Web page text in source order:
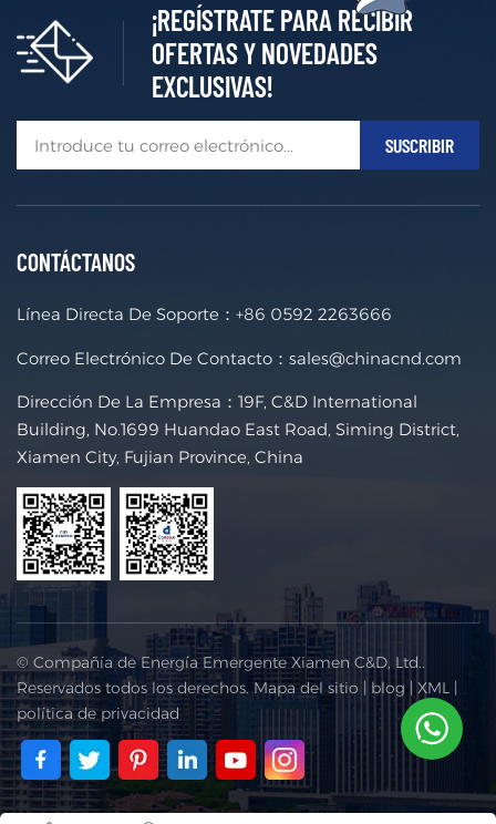
Energía emergente de C&D Ofrece diversas opciones
para el almacenamiento de energía en baterías de liti
n C&D Batteries.Simplemente conecte su sistema fot
or híbrido para lograr la independencia energética in
MÁS +
¡REGÍSTRATE PARA RECIBIR
OFERTAS Y NOVEDADES
EXCLUSIVAS!
CONTÁCTANOS
Línea Directa De Soporte： +86 0592 2263666
Correo Electrónico De Contacto： sales@chinacnd.com
Dirección De La Empresa：19F, C&D International
Building, No.1699 Huandao East Road, Siming District,
Xiamen City, Fujian Province, China
© Compañía de Energía Emergente Xiamen C&D, Ltd..
Reservados todos los derechos. Mapa del sitio blog XML
política de privacidad